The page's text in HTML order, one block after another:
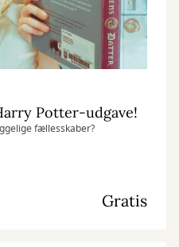
Potter-udgave!
fællesskaber?
Gratis